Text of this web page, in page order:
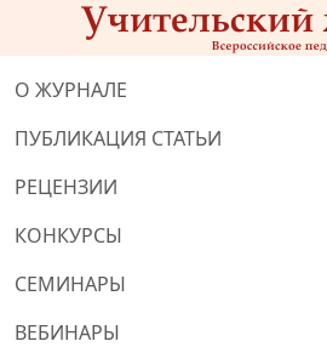
О ЖУРНАЛЕ
ПУБЛИКАЦИЯ СТАТЬИ
РЕЦЕНЗИИ
КОНКУРСЫ
СЕМИНАРЫ
ВЕБИНАРЫ